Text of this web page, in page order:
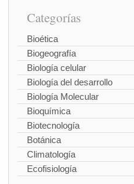
Categorías
Bioética
Biogeografía
Biología celular
Biología del desarrollo
Biología Molecular
Bioquímica
Biotecnología
Botánica
Climatología
Ecofisiología